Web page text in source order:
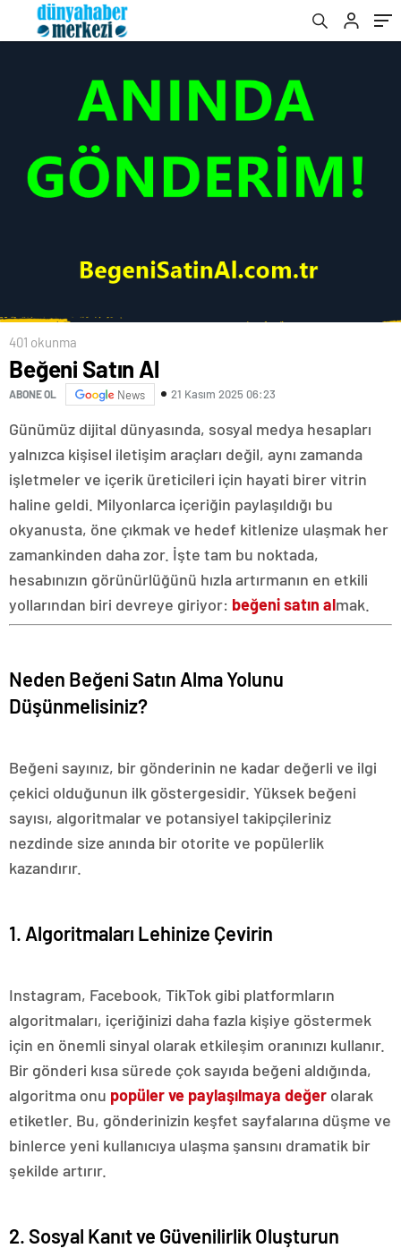
401 okunma
Beğeni Satın Al
ABONE OL News 21 Kasım 2025 06:23
Günümüz dijital dünyasında, sosyal medya hesapları
yalnızca kişisel iletişim araçları değil, aynı zamanda
işletmeler ve içerik üreticileri için hayati birer vitrin
haline geldi. Milyonlarca içeriğin paylaşıldığı bu
okyanusta, öne çıkmak ve hedef kitlenize ulaşmak her
zamankinden daha zor. İşte tam bu noktada,
hesabınızın görünürlüğünü hızla artırmanın en etkili
yollarından biri devreye giriyor: beğeni satın almak.
Neden Beğeni Satın Alma Yolunu
Düşünmelisiniz?
Beğeni sayınız, bir gönderinin ne kadar değerli ve ilgi
çekici olduğunun ilk göstergesidir. Yüksek beğeni
sayısı, algoritmalar ve potansiyel takipçileriniz
nezdinde size anında bir otorite ve popülerlik
kazandırır.
1. Algoritmaları Lehinize Çevirin
Instagram, Facebook, TikTok gibi platformların
algoritmaları, içeriğinizi daha fazla kişiye göstermek
için en önemli sinyal olarak etkileşim oranınızı kullanır.
Bir gönderi kısa sürede çok sayıda beğeni aldığında,
algoritma onu popüler ve paylaşılmaya değer olarak
etiketler. Bu, gönderinizin keşfet sayfalarına düşme ve
binlerce yeni kullanıcıya ulaşma şansını dramatik bir
şekilde artırır.
2. Sosyal Kanıt ve Güvenilirlik Oluşturun